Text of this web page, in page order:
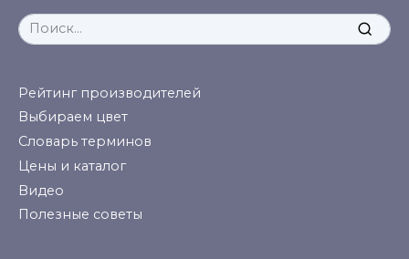
Search
for:
Рейтинг производителей
Выбираем цвет
Словарь терминов
Цены и каталог
Видео
Полезные советы